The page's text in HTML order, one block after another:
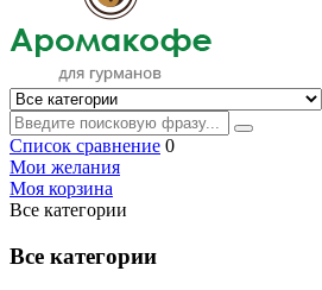
Список сравнение 0
Мои желания
Моя корзина
Все категории
Все категории